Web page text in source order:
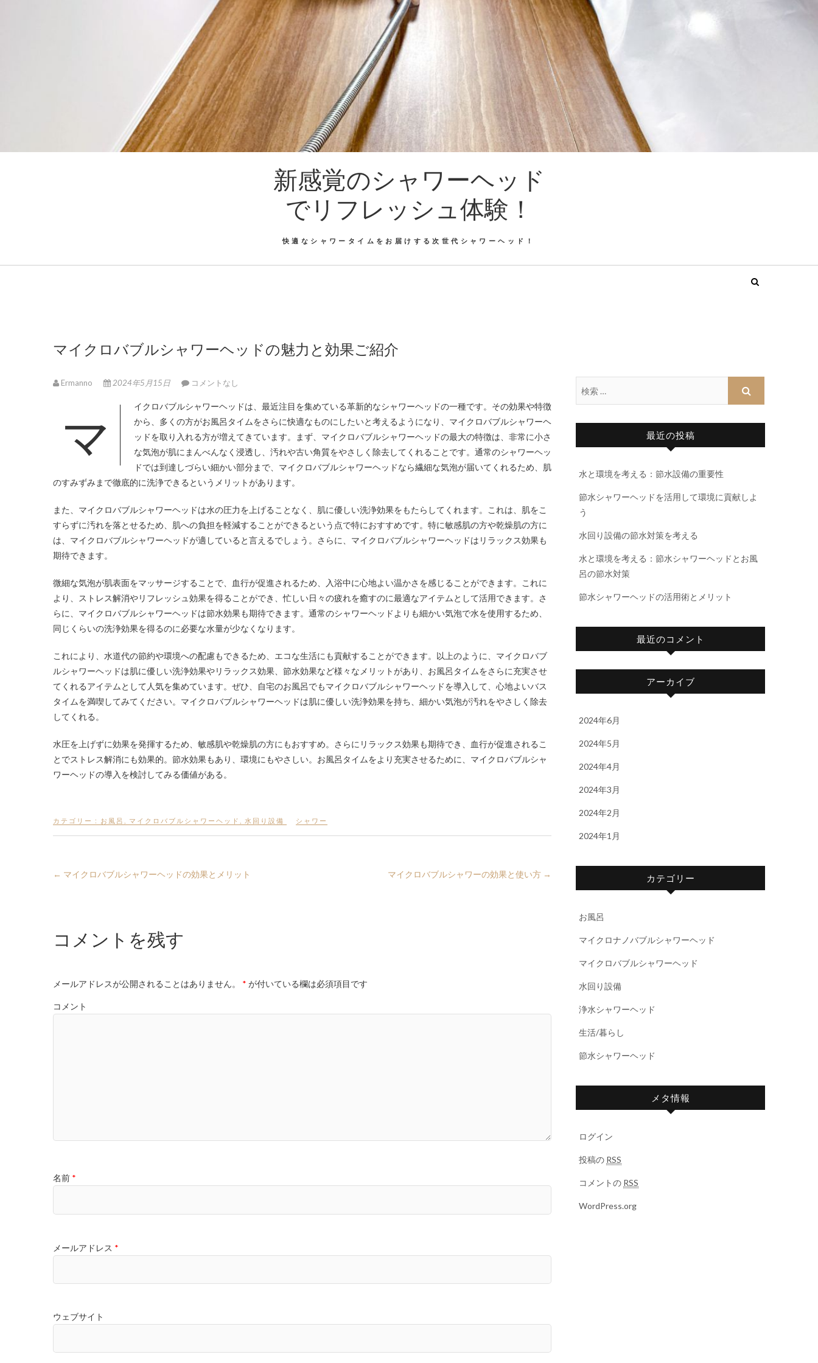
新感覚のシャワーヘッド
でリフレッシュ体験！
快適なシャワータイムをお届けする次世代シャワーヘッド！
マイクロバブルシャワーヘッドの魅力と効果ご紹介
Ermanno 2024年5月15日 コメントなし
マイクロバブルシャワーヘッドは、最近注目を集めている革新的なシャワーヘッドの一種です。 その効果や特徴
から、多くの方がお風呂タイムをさらに快適なものにしたいと考えるようになり、マイクロバブルシャワーヘ
ッドを取り入れる方が増えてきています。まず、マイクロバブルシャワーヘッドの最大の特徴は、非常に小さ
な気泡が肌にまんべんなく浸透し、汚れや古い角質をやさしく除去してくれることです。通常のシャワーヘッ
ドでは到達しづらい細かい部分まで、マイクロバブルシャワーヘッドなら繊細な気泡が届いてくれるため、肌
のすみずみまで徹底的に洗浄できるというメリットがあります。
また、マイクロバブルシャワーヘッドは水の圧力を上げることなく、肌に優しい洗浄効果をもたらしてくれます。これは、肌をこ
すらずに汚れを落とせるため、肌への負担を軽減することができるという点で特におすすめです。特に敏感肌の方や乾燥肌の方に
は、マイクロバブルシャワーヘッドが適していると言えるでしょう。さらに、マイクロバブルシャワーヘッドはリラックス効果も
期待できます。
微細な気泡が肌表面をマッサージすることで、血行が促進されるため、入浴中に心地よい温かさを感じることができます。これに
より、ストレス解消やリフレッシュ効果を得ることができ、忙しい日々の疲れを癒すのに最適なアイテムとして活用できます。さ
らに、マイクロバブルシャワーヘッドは節水効果も期待できます。通常のシャワーヘッドよりも細かい気泡で水を使用するため、
同じくらいの洗浄効果を得るのに必要な水量が少なくなります。
これにより、水道代の節約や環境への配慮もできるため、エコな生活にも貢献することができます。以上のように、マイクロバブ
ルシャワーヘッドは肌に優しい洗浄効果やリラックス効果、節水効果など様々なメリットがあり、お風呂タイムをさらに充実させ
てくれるアイテムとして人気を集めています。ぜひ、自宅のお風呂でもマイクロバブルシャワーヘッドを導入して、心地よいバス
タイムを満喫してみてください。マイクロバブルシャワーヘッドは肌に優しい洗浄効果を持ち、細かい気泡が汚れをやさしく除去
してくれる。
水圧を上げずに効果を発揮するため、敏感肌や乾燥肌の方にもおすすめ。さらにリラックス効果も期待でき、血行が促進されるこ
とでストレス解消にも効果的。節水効果もあり、環境にもやさしい。お風呂タイムをより充実させるために、マイクロバブルシャ
ワーヘッドの導入を検討してみる価値がある。
カテゴリー : お風呂 マイクロバブルシャワーヘッド 水回り設備 シャワー
← マイクロバブルシャワーヘッドの効果とメリット マイクロバブルシャワーの効果と使い方 →
コメントを残す
メールアドレスが公開されることはありません。 * が付いている欄は必須項目です
コメント
名前 *
メールアドレス *
ウェブサイト
最近の投稿
水と環境を考える：節水設備の重要性
節水シャワーヘッドを活用して環境に貢献しよ
う
水回り設備の節水対策を考える
水と環境を考える：節水シャワーヘッドとお風
呂の節水対策
節水シャワーヘッドの活用術とメリット
最近のコメント
アーカイブ
2024年6月
2024年5月
2024年4月
2024年3月
2024年2月
2024年1月
カテゴリー
お風呂
マイクロナノバブルシャワーヘッド
マイクロバブルシャワーヘッド
水回り設備
浄水シャワーヘッド
生活/暮らし
節水シャワーヘッド
メタ情報
ログイン
投稿の RSS
コメントの RSS
WordPress.org